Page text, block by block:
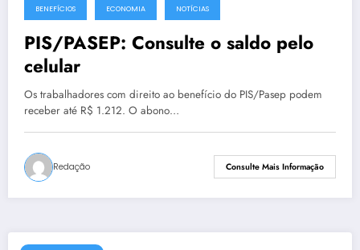
BENEFÍCIOS ECONOMIA NOTÍCIAS
PIS/PASEP: Consulte o saldo pelo
celular
Os trabalhadores com direito ao benefício do PIS/Pasep podem
receber até R$ 1.212. O abono…
Redação Consulte Mais Informação